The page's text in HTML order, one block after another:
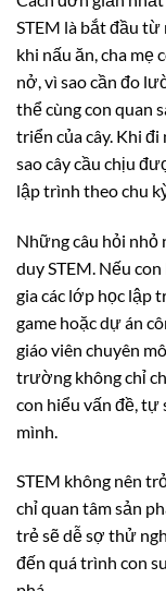
STEM là bắt đầu
khi nấu ăn, cha mẹ
nở, vì sao cần đo
thể cùng con quan
triển của cây. Khi
sao cây cầu chịu
lập trình theo chu
Những câu hỏi
duy STEM. Nếu
gia các lớp học lập
game hoặc dự án
giáo viên chuyên
trường không chỉ
con hiểu vấn đề, tự
mình.
STEM không nên
chỉ quan tâm sản
trẻ sẽ dễ sợ thử
đến quá trình con